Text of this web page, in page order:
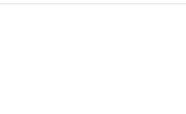
l